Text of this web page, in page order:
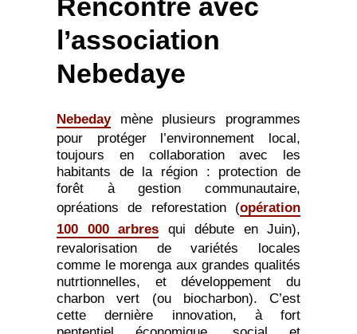
Rencontre avec
l’association
Nebedaye
Nebedaymène plusieurs programmes
pour protéger l’environnement local,
toujours en collaboration avec les
habitants de la région : protection de
forêt à gestion communautaire,
opréations de reforestation (opération
100 000 arbres qui débute en Juin),
revalorisation de variétés locales
comme le morenga aux grandes qualités
nutrtionnelles, et développement du
charbon vert (ou biocharbon). C’est
cette dernière innovation, à fort